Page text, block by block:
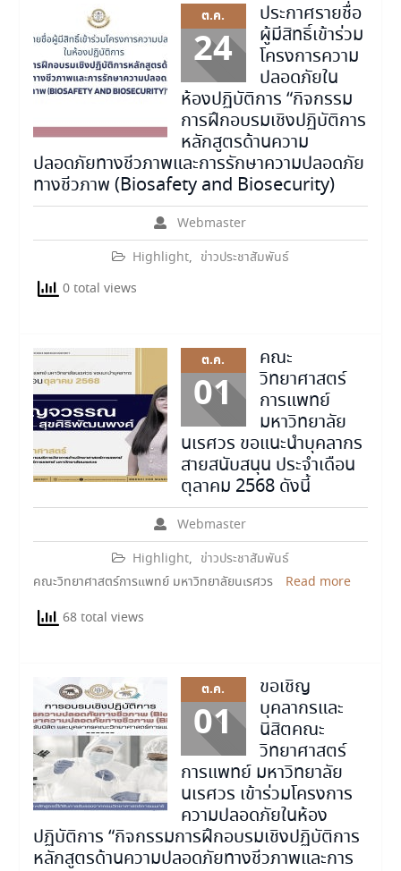
ต.ค.
24
ประกาศรายชื่อ
ผู้มีสิทธิ์เข้าร่วม
โครงการความ
ปลอดภัยใน
ห้องปฏิบัติการ “กิจกรรม
การฝึกอบรมเชิงปฏิบัติการ
หลักสูตรด้านความ
ปลอดภัยทางชีวภาพและการรักษาความปลอดภัย
ทางชีวภาพ (Biosafety and Biosecurity)
Webmaster
Highlight, ข่าวประชาสัมพันธ์
0 total views
ต.ค.
01
คณะ
วิทยาศาสตร์
การแพทย์
มหาวิทยาลัย
นเรศวร ขอแนะนำบุคลากร
สายสนับสนุน ประจำเดือน
ตุลาคม 2568 ดังนี้
Webmaster
Highlight, ข่าวประชาสัมพันธ์
คณะวิทยาศาสตร์การแพทย์ มหาวิทยาลัยนเรศวร
Read more
68 total views
ต.ค.
01
ขอเชิญ
บุคลากรและ
นิสิตคณะ
วิทยาศาสตร์
การแพทย์ มหาวิทยาลัย
นเรศวร เข้าร่วมโครงการ
ความปลอดภัยในห้อง
ปฏิบัติการ “กิจกรรมการฝึกอบรมเชิงปฏิบัติการ
หลักสูตรด้านความปลอดภัยทางชีวภาพและการ